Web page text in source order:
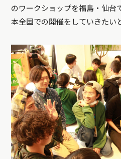
のワークショップを福島・仙台
本全国での開催をしていきたい